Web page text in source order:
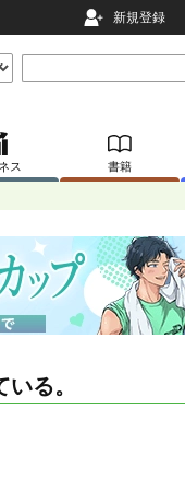
新規登録
ス 書籍
る。